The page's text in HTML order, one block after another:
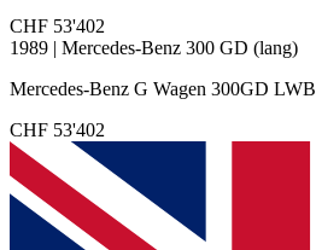
CHF 53'402
1989 | Mercedes-Benz 300 GD (lang)
Mercedes-Benz G Wagen 300GD LWB
CHF 53'402